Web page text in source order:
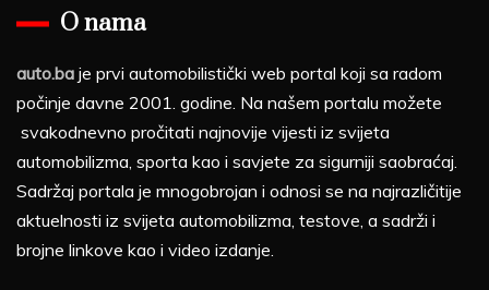
O nama
auto.ba je prvi automobilistički web portal koji sa radom
počinje davne 2001. godine. Na našem portalu možete
svakodnevno pročitati najnovije vijesti iz svijeta
automobilizma, sporta kao i savjete za sigurniji saobraćaj.
Sadržaj portala je mnogobrojan i odnosi se na najrazličitije
aktuelnosti iz svijeta automobilizma, testove, a sadrži i
brojne linkove kao i video izdanje.